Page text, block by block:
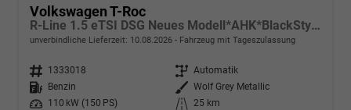
Volkswagen T-Roc
R-Line 1.5 eTSI DSG Neues Modell*AHK*BlackStyle*Matrix*19"*Android Auto*EasyOpen*SHZ*Kamera*ParkAsstPro*ACC*Keyless
unverbindliche Lieferzeit: 10.08.2026 Fahrzeug mit Tageszulassung
Fahrzeugnr. 1333018 Getriebe Automatik
Kraftstoff
Benzin Außenfarbe Wolf Grey Metallic
Leistung
110 kW (150 PS) Kilometerstand
25 km